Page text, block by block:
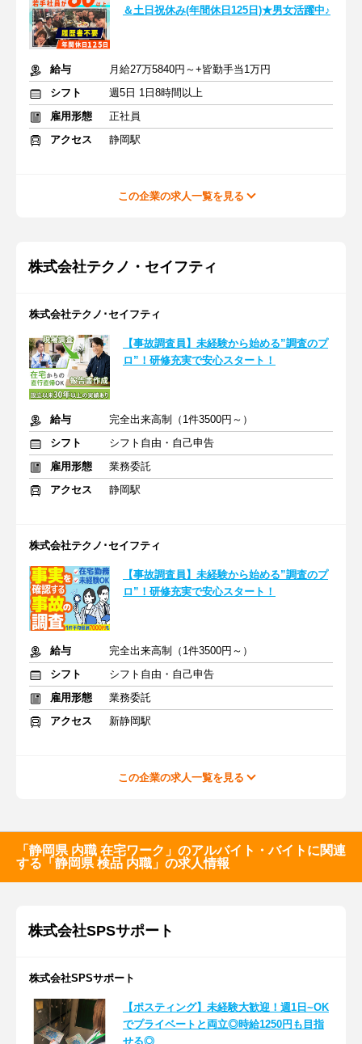
＆土日祝休み(年間休日125日)★男女活躍中♪
給与
月給27万5840円～+皆勤手当1万円
シフト
週5日 1日8時間以上
雇用形態
正社員
アクセス
静岡駅
この企業の求人一覧を見る
株式会社テクノ・セイフティ
株式会社テクノ･セイフティ
【事故調査員】未経験から始める”調査のプ
ロ”！研修充実で安心スタート！
給与
完全出来高制（1件3500円～）
シフト
シフト自由・自己申告
雇用形態
業務委託
アクセス
静岡駅
株式会社テクノ･セイフティ
【事故調査員】未経験から始める”調査のプ
ロ”！研修充実で安心スタート！
給与
完全出来高制（1件3500円～）
シフト
シフト自由・自己申告
雇用形態
業務委託
アクセス
新静岡駅
この企業の求人一覧を見る
「静岡県 内職 在宅ワーク」のアルバイト・バイトに関連
する「静岡県 検品 内職」の求人情報
株式会社SPSサポート
株式会社SPSサポート
【ポスティング】未経験大歓迎！週1日~OK
でプライベートと両立◎時給1250円も目指
せる◎